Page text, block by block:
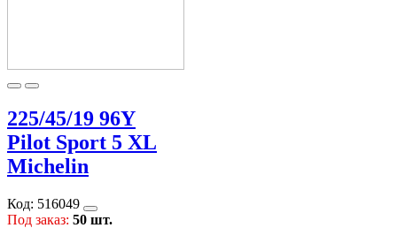
225/45/19 96Y
Pilot Sport 5 XL
Michelin
Код: 516049
Под заказ: 50 шт.